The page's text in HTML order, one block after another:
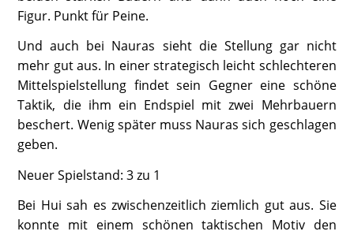
Figur. Punkt für Peine.
Und auch bei Nauras sieht die Stellung gar nicht
mehr gut aus. In einer strategisch leicht schlechteren
Mittelspielstellung findet sein Gegner eine schöne
Taktik, die ihm ein Endspiel mit zwei Mehrbauern
beschert. Wenig später muss Nauras sich geschlagen
geben.
Neuer Spielstand: 3 zu 1
Bei Hui sah es zwischenzeitlich ziemlich gut aus. Sie
konnte mit einem schönen taktischen Motiv den